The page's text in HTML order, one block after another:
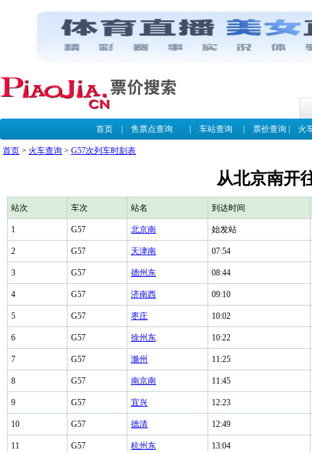
首页| 售票点查询 车站查询 票价查询 火
首页 > 火车查询 > G57次列车时刻表
从北京南开
站次 车次 站名 到达时间
1 G57 北京南 始发站
2 G57 天津南 07:54
3 G57 德州东 08:44
4 G57 济南西 09:10
5 G57 枣庄 10:02
6 G57 徐州东 10:22
7 G57 滁州 11:25
8 G57 南京南 11:45
9 G57 宜兴 12:23
10 G57 德清 12:49
11 G57 杭州东 13:04